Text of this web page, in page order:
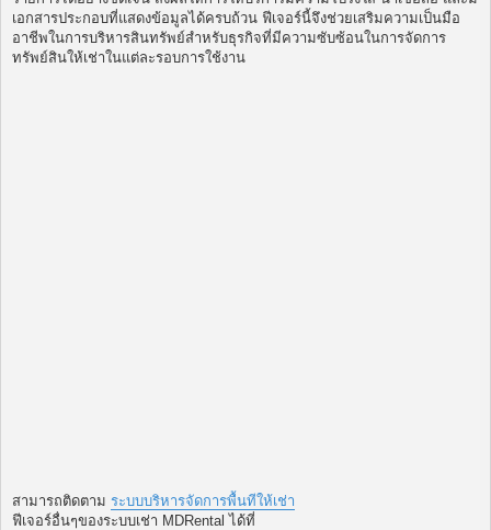
เอกสารประกอบที่แสดงข้อมูลได้ครบถ้วน ฟีเจอร์นี้จึงช่วยเสริมความเป็นมือ
อาชีพในการบริหารสินทรัพย์สำหรับธุรกิจที่มีความซับซ้อนในการจัดการ
ทรัพย์สินให้เช่าในแต่ละรอบการใช้งาน
สามารถติดตาม ระบบบริหารจัดการพื้นทีให้เช่า
ฟีเจอร์อื่นๆของระบบเช่า MDRental ได้ที่